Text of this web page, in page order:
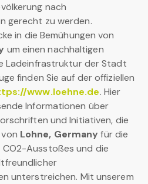
nach
gerecht zu werden.
in die Bemühungen von
um einen nachhaltigen
Ladeinfrastruktur der Stadt
finden Sie auf der offiziellen
www.loehne.de. Hier
Informationen über
und Initiativen, die
Lohne, Germany für die
CO2-Ausstoßes und die
unterstreichen. Mit unserem